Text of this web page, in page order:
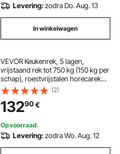
Levering:zodra Do. Aug. 13
In winkelwagen
VEVOR Keukenrek, 5 lagen,
vrijstaand rek tot 750 kg (150 kg per
schap), roestvrijstalen horecarek
met verstelbare poten en
schappen, robuust rek voor
magazijn, garage, werkplaats, 1200
x 455 x 1830 mm
(2)
13290€
Op voorraad.
Levering:zodra Wo. Aug. 12